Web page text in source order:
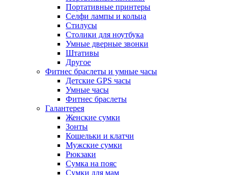
Портативные принтеры
Селфи лампы и кольца
Стилусы
Столики для ноутбука
Умные дверные звонки
Штативы
Другое
Фитнес браслеты и умные часы
Детские GPS часы
Умные часы
Фитнес браслеты
Галантерея
Женские сумки
Зонты
Кошельки и клатчи
Мужские сумки
Рюкзаки
Сумка на пояс
Сумки для мам